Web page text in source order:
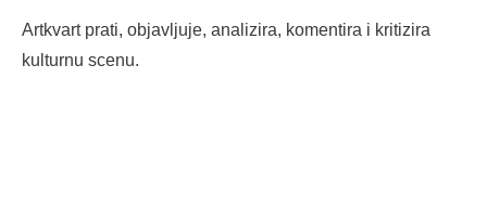
Artkvart prati, objavljuje, analizira, komentira i kritizira
kulturnu scenu.